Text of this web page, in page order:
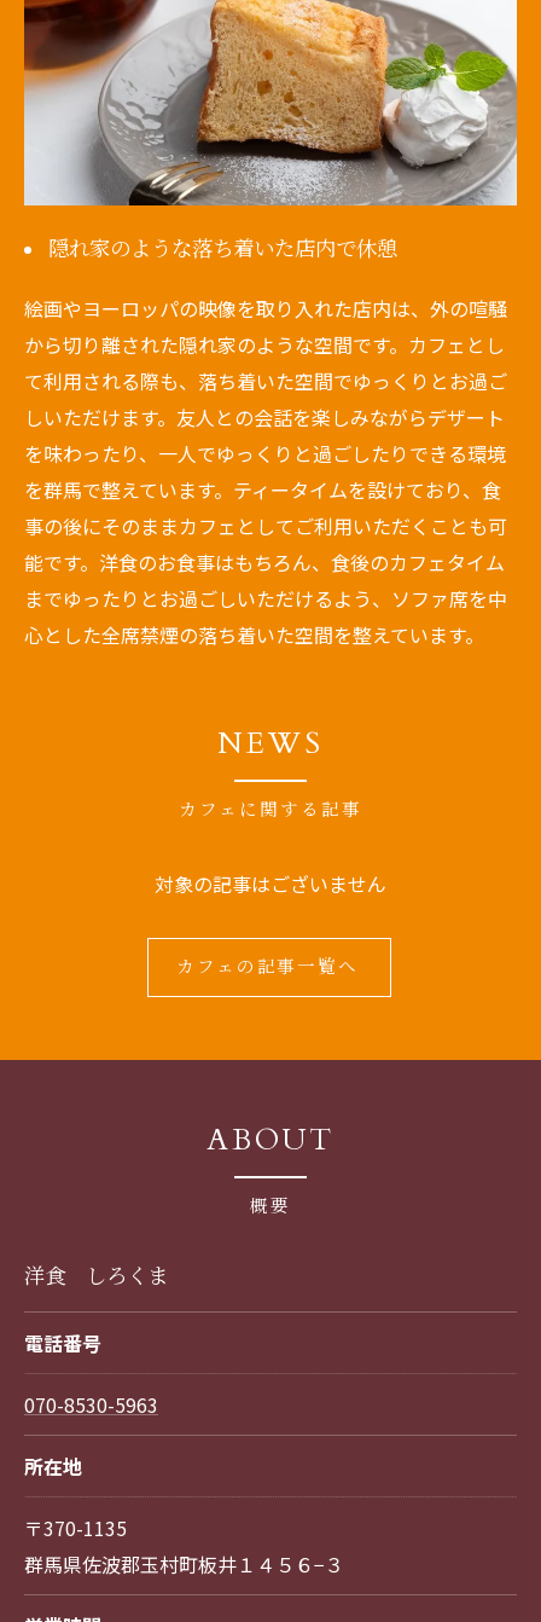
隠れ家のような落ち着いた店内で休憩
絵画やヨーロッパの映像を取り入れた店内は、外の喧騒
から切り離された隠れ家のような空間です。カフェとし
て利用される際も、落ち着いた空間でゆっくりとお過ご
しいただけます。友人との会話を楽しみながらデザート
を味わったり、一人でゆっくりと過ごしたりできる環境
を群馬で整えています。ティータイムを設けており、食
事の後にそのままカフェとしてご利用いただくことも可
能です。洋食のお食事はもちろん、食後のカフェタイム
までゆったりとお過ごしいただけるよう、ソファ席を中
心とした全席禁煙の落ち着いた空間を整えています。
NEWS
カフェに関する記事
対象の記事はございません
カフェの記事一覧へ
ABOUT
概要
洋食 しろくま
電話番号
070-8530-5963
所在地
〒370-1135
群馬県佐波郡玉村町板井１４５６−３